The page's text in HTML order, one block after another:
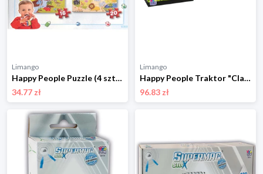
Limango
Happy People Puzzle (4 szt.) - 2+ rozmiar: onesize
34.77 zł
Limango
Happy People Traktor "Claas Kids Axion 870" z akcesoriami - 3+ rozmiar: onesize
96.83 zł